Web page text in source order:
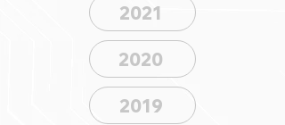
2021
2020
2019